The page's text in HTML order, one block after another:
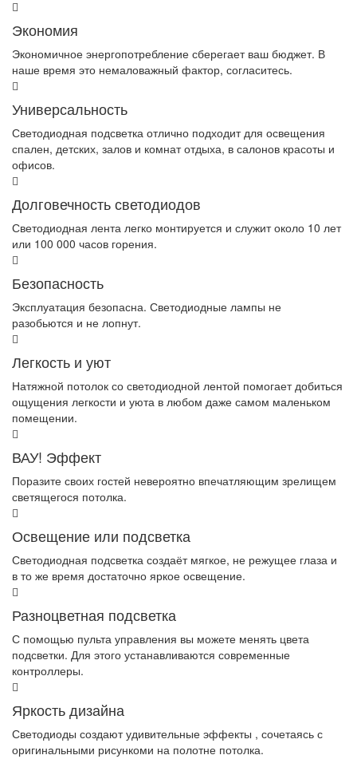
Экономия
Экономичное энергопотребление сберегает ваш бюджет. В
наше время это немаловажный фактор, согласитесь.
Универсальность
Светодиодная подсветка отлично подходит для освещения
спален, детских, залов и комнат отдыха, в салонов красоты и
офисов.
Долговечность светодиодов
Светодиодная лента легко монтируется и служит около 10 лет
или 100 000 часов горения.
Безопасность
Эксплуатация безопасна. Светодиодные лампы не
разобьются и не лопнут.
Легкость и уют
Натяжной потолок со светодиодной лентой помогает добиться
ощущения легкости и уюта в любом даже самом маленьком
помещении.
ВАУ! Эффект
Поразите своих гостей невероятно впечатляющим зрелищем
светящегося потолка.
Освещение или подсветка
Светодиодная подсветка создаёт мягкое, не режущее глаза и
в то же время достаточно яркое освещение.
Разноцветная подсветка
С помощью пульта управления вы можете менять цвета
подсветки. Для этого устанавливаются современные
контроллеры.
Яркость дизайна
Светодиоды создают удивительные эффекты , сочетаясь с
оригинальными рисункоми на полотне потолка.